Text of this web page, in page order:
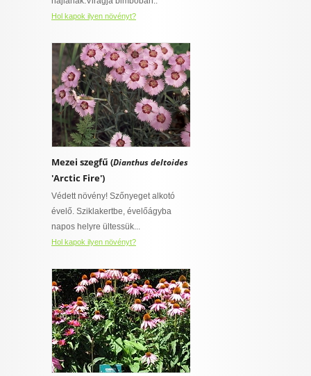
Hol kapok ilyen növényt?
Mezei szegfű (Dianthus deltoides
'Arctic Fire')
Védett növény! Szőnyeget alkotó
évelő. Sziklakertbe, évelőágyba
napos helyre ültessük...
Hol kapok ilyen növényt?